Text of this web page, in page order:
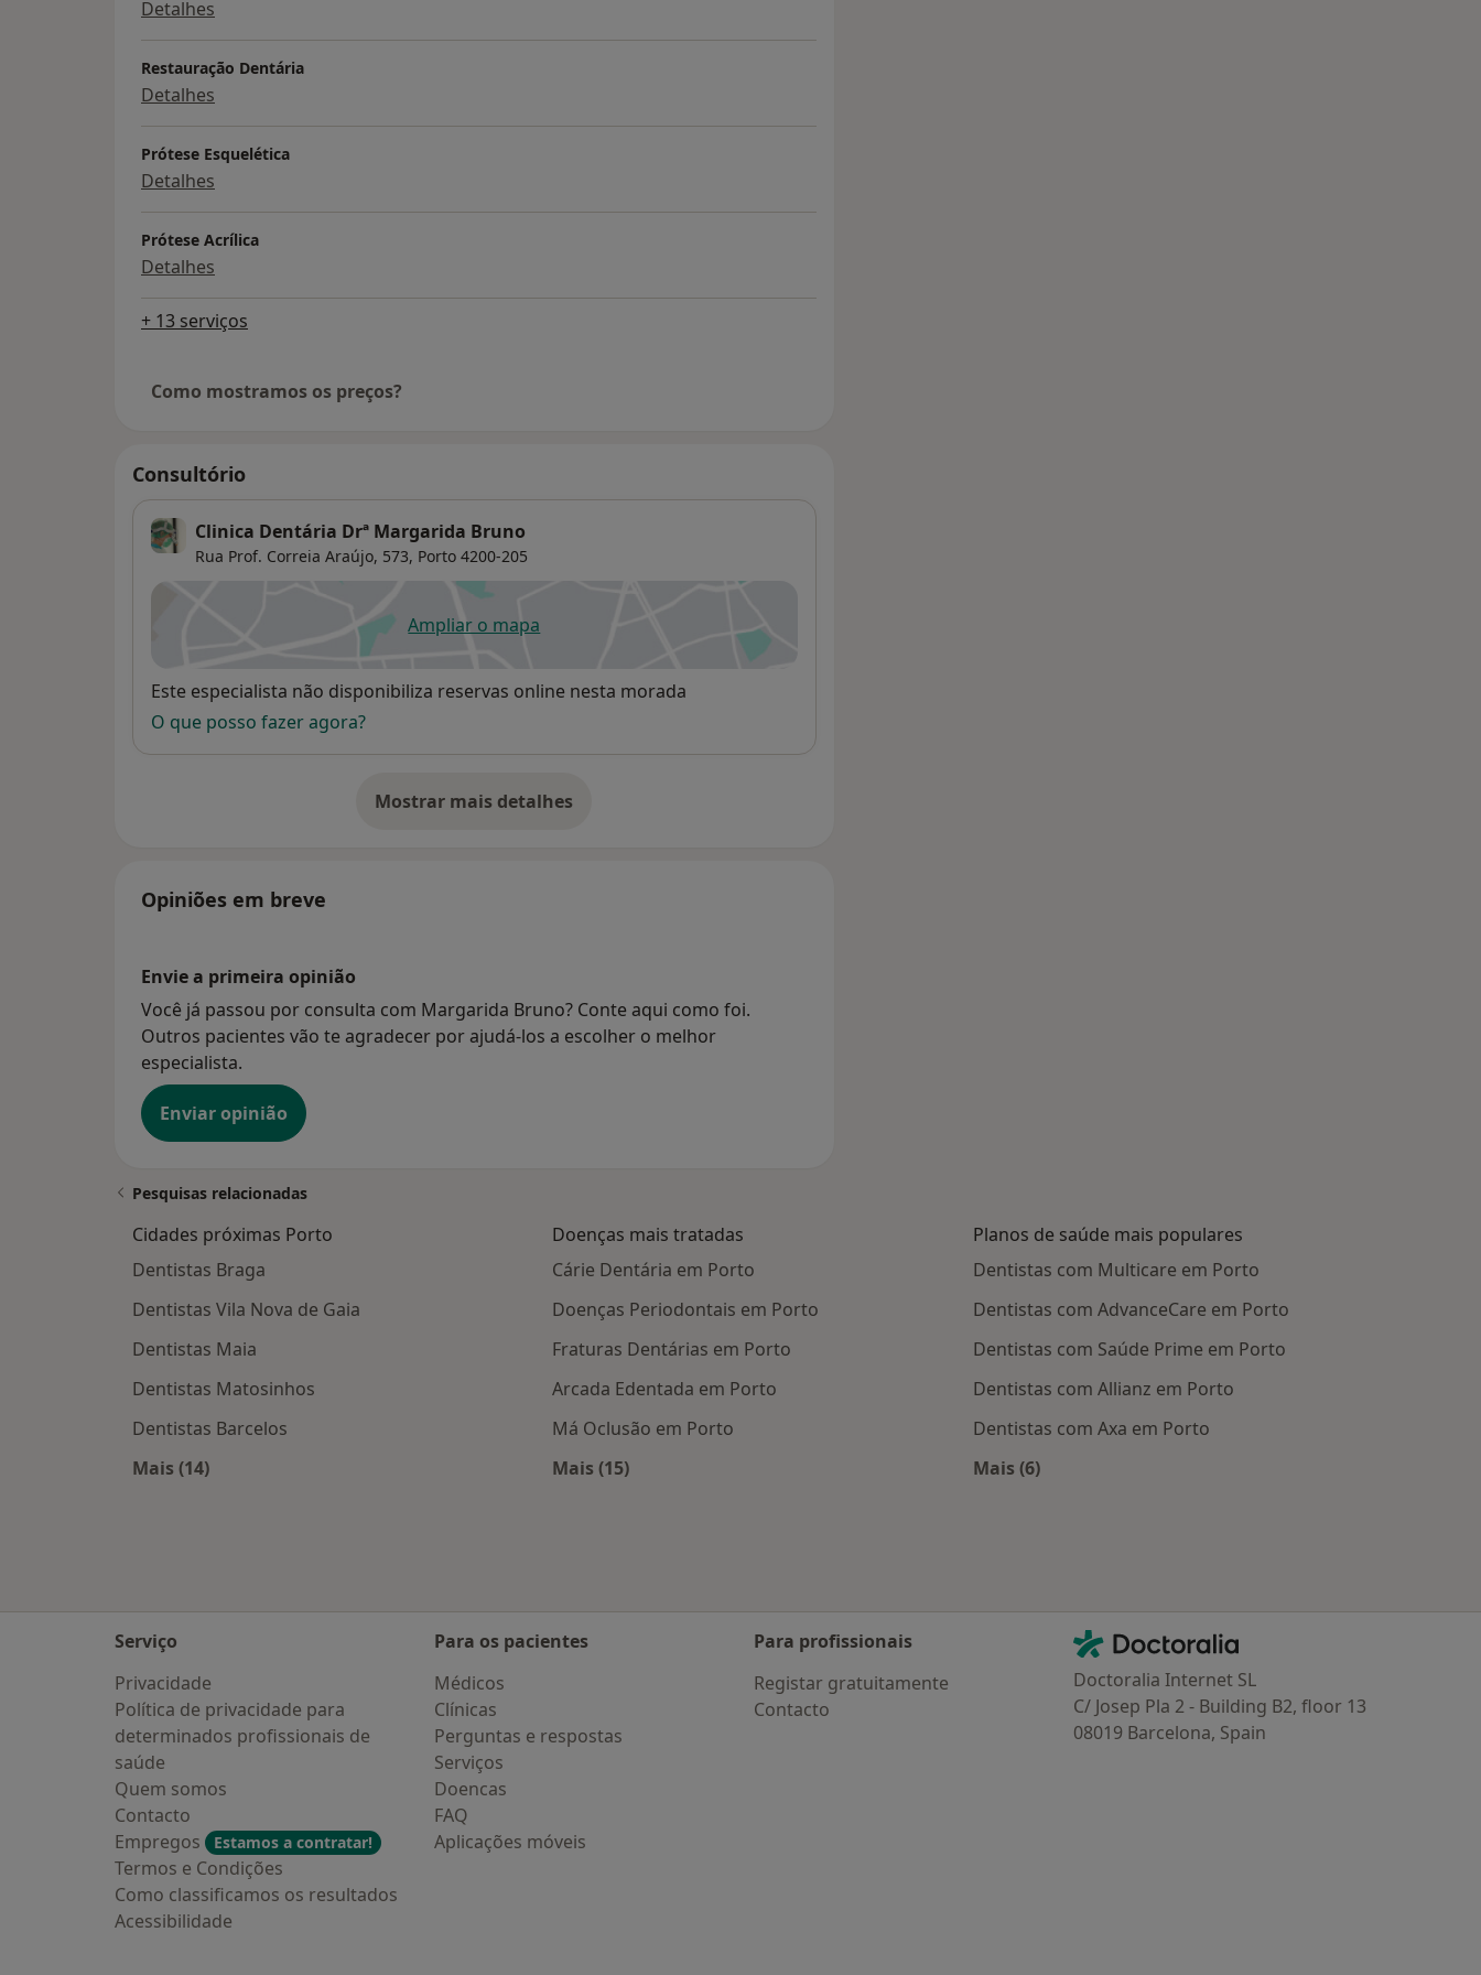
Detalhes
Restauração Dentária
Detalhes
Prótese Esquelética
Detalhes
Prótese Acrílica
Detalhes
+ 13 serviços
Como mostramos os preços?
Consultório
Clinica Dentária Drª Margarida Bruno
Rua Prof. Correia Araújo, 573, Porto 4200-205
Ampliar o mapaabre num novo separador
Disponibilidade
Este especialista não disponibiliza reservas online nesta morada
O que posso fazer agora?
Mostrar mais detalhes
sobre o endereço
Opiniões em breve
Envie a primeira opinião
Você já passou por consulta com Margarida Bruno? Conte aqui como foi.
Outros pacientes vão te agradecer por ajudá-los a escolher o melhor
especialista.
Enviar opinião
Pesquisas relacionadas
Cidades próximas Porto
Dentistas Braga
Dentistas Vila Nova de Gaia
Dentistas Maia
Dentistas Matosinhos
Dentistas Barcelos
Mais (14)
Doenças mais tratadas
Cárie Dentária em Porto
Doenças Periodontais em Porto
Fraturas Dentárias em Porto
Arcada Edentada em Porto
Má Oclusão em Porto
Mais (15)
Planos de saúde mais populares
Dentistas com Multicare em Porto
Dentistas com AdvanceCare em Porto
Dentistas com Saúde Prime em Porto
Dentistas com Allianz em Porto
Dentistas com Axa em Porto
Mais (6)
Serviço
Privacidade
Política de privacidade para
determinados profissionais de
saúde
Quem somos
Contacto
Empregos
Estamos a contratar!
Termos e Condições
Como classificamos os resultados
Acessibilidade
Para os pacientes
Médicos
Clínicas
Perguntas e respostas
Serviços
Doencas
FAQ
Aplicações móveis
Para profissionais
Registar gratuitamente
Contacto
Contacto
Doctoralia - Homepage
Doctoralia Internet SL
C/ Josep Pla 2 - Building B2, floor 13
08019 Barcelona, Spain